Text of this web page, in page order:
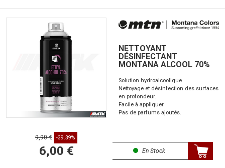
NETTOYANT
DÉSINFECTANT
MONTANA ALCOOL 70%
Solution hydroalcoolique.
Nettoyage et désinfection des surfaces
en profondeur.
Facile à appliquer.
Pas de parfums ajoutés.
9,90 € -39.39%
6,00 € En Stock